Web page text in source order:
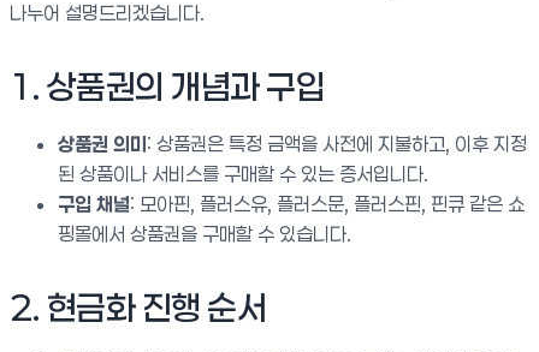
나누어 설명드리겠습니다.
1. 상품권의 개념과 구입
상품권 의미: 상품권은 특정 금액을 사전에 지불하고, 이후 지정
된 상품이나 서비스를 구매할 수 있는 증서입니다.
구입 채널: 모아핀, 플러스유, 플러스문, 플러스핀, 핀큐 같은 쇼
핑몰에서 상품권을 구매할 수 있습니다.
2. 현금화 진행 순서